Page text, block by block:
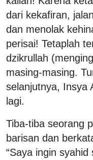
dari kekafiran,
dan menolak
perisai! Tetaplah
dzikrullah
masing-masing.
selanjutnya, Insya
lagi.
Tiba-tiba seorang
barisan dan
“Saya ingin